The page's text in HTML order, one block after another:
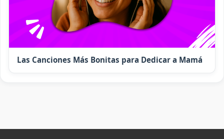
Las Canciones Más Bonitas para Dedicar a Mamá